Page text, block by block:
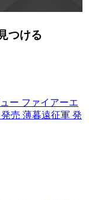
つける
ー ファイアーエ
発売 薄暮遠征軍 発